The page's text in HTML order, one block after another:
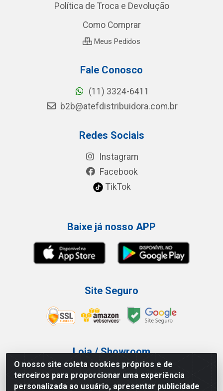
O nosso site coleta cookies próprios e de
terceiros para proporcionar uma experiência
personalizada ao usuário, apresentar publicidade
Política de Troca e Devolução
Como Comprar
Meus Pedidos
Fale Conosco
(11) 3324-6411
b2b@atefdistribuidora.com.br
Redes Sociais
Instagram
Facebook
TikTok
Baixe já nosso APP
Site Seguro
Loja / Showroom
Tel.: (11) 3227-0546
Av Vautier, 587/597 - Pari - São Paulo/SP